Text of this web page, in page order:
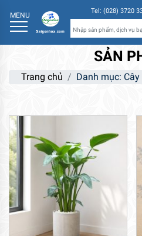
MENU Tel: (028) 3720
SẢN
Trang chủ Danh mục: